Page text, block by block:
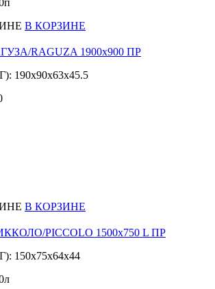
В КОРЗИНЕ
RAGUZA 1900х900 ПР
190x90x63x45.5
В КОРЗИНЕ
PICCOLO 1500х750 L ПР
150x75x64x44